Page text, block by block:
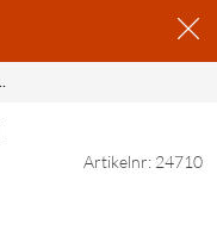
HDMI TILL VGA-ADAPTER MED LJUD
Artikelnr: 24710